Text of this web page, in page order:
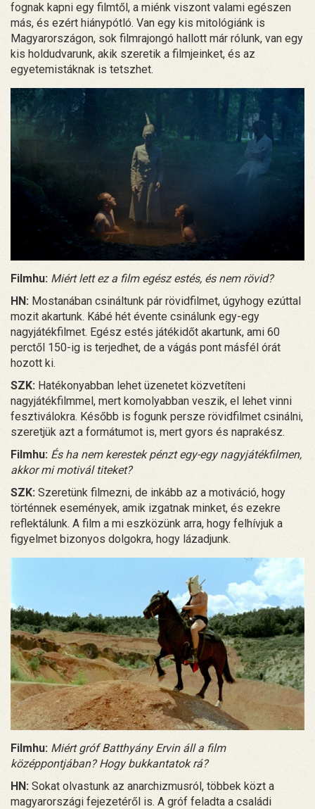
fognak kapni egy filmtől, a miénk viszont valami egészen
más, és ezért hiánypótló. Van egy kis mitológiánk is
Magyarországon, sok filmrajongó hallott már rólunk, van egy
kis holdudvarunk, akik szeretik a filmjeinket, és az
egyetemistáknak is tetszhet.
Filmhu: Miért lett ez a film egész estés, és nem rövid?
HN: Mostanában csináltunk pár rövidfilmet, úgyhogy ezúttal
mozit akartunk. Kábé hét évente csinálunk egy-egy
nagyjátékfilmet. Egész estés játékidőt akartunk, ami 60
perctől 150-ig is terjedhet, de a vágás pont másfél órát
hozott ki.
SZK: Hatékonyabban lehet üzenetet közvetíteni
nagyjátékfilmmel, mert komolyabban veszik, el lehet vinni
fesztiválokra. Később is fogunk persze rövidfilmet csinálni,
szeretjük azt a formátumot is, mert gyors és naprakész.
Filmhu: És ha nem kerestek pénzt egy-egy nagyjátékfilmen,
akkor mi motivál titeket?
SZK: Szeretünk filmezni, de inkább az a motiváció, hogy
történnek események, amik izgatnak minket, és ezekre
reflektálunk. A film a mi eszközünk arra, hogy felhívjuk a
figyelmet bizonyos dolgokra, hogy lázadjunk.
Filmhu: Miért gróf Batthyány Ervin áll a film
középpontjában? Hogy bukkantatok rá?
HN: Sokat olvastunk az anarchizmusról, többek közt a
magyarországi fejezetéről is. A gróf feladta a családi